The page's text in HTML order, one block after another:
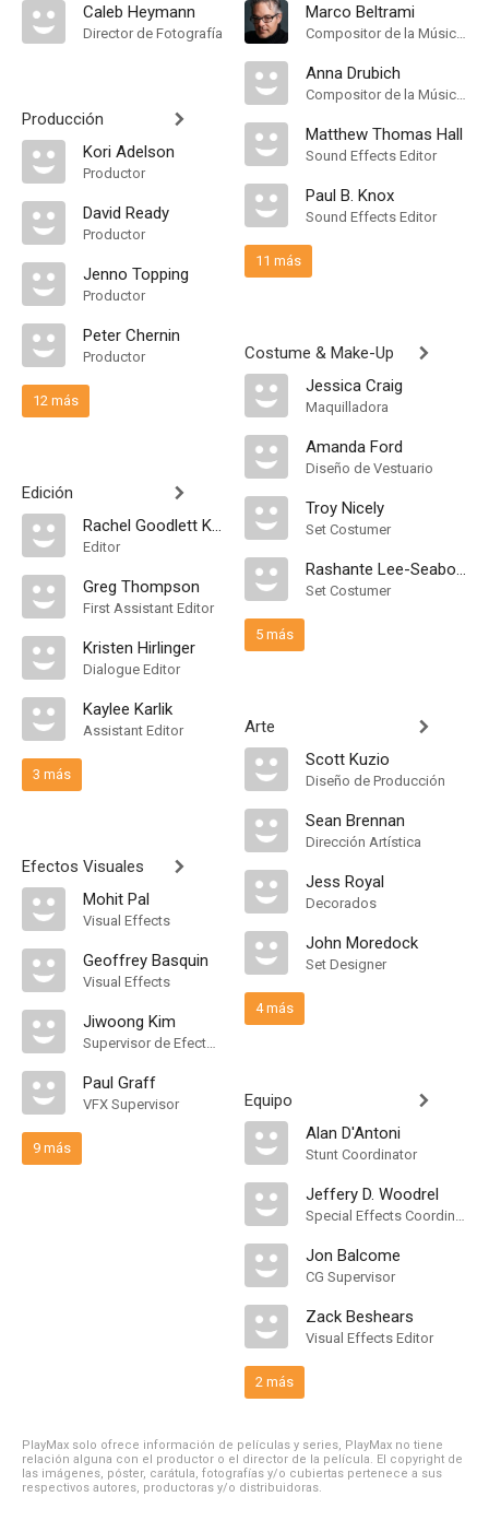
Caleb Heymann
Director de Fotografía
Producción
Kori Adelson
Productor
David Ready
Productor
Jenno Topping
Productor
Peter Chernin
Productor
12 más
Edición
Rachel Goodlett Katz
Editor
Greg Thompson
First Assistant Editor
Kristen Hirlinger
Dialogue Editor
Kaylee Karlik
Assistant Editor
3 más
Efectos Visuales
Mohit Pal
Visual Effects
Geoffrey Basquin
Visual Effects
Jiwoong Kim
Supervisor de Efectos Visuales
Paul Graff
VFX Supervisor
9 más
Marco Beltrami
Compositor de la Música Original
Anna Drubich
Compositor de la Música Original
Matthew Thomas Hall
Sound Effects Editor
Paul B. Knox
Sound Effects Editor
11 más
Costume & Make-Up
Jessica Craig
Maquilladora
Amanda Ford
Diseño de Vestuario
Troy Nicely
Set Costumer
Rashante Lee-Seaborn
Set Costumer
5 más
Arte
Scott Kuzio
Diseño de Producción
Sean Brennan
Dirección Artística
Jess Royal
Decorados
John Moredock
Set Designer
4 más
Equipo
Alan D'Antoni
Stunt Coordinator
Jeffery D. Woodrel
Special Effects Coordinator
Jon Balcome
CG Supervisor
Zack Beshears
Visual Effects Editor
2 más
PlayMax solo ofrece información de películas y series, PlayMax no tiene
relación alguna con el productor o el director de la película. El copyright de
las imágenes, póster, carátula, fotografías y/o cubiertas pertenece a sus
respectivos autores, productoras y/o distribuidoras.